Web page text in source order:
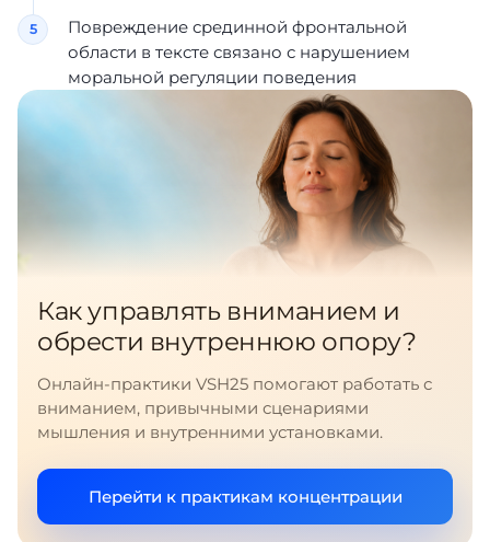
Повреждение срединной фронтальной
области в тексте связано с нарушением
моральной регуляции поведения
Как управлять вниманием и
обрести внутреннюю опору?
Онлайн-практики VSH25 помогают работать с
вниманием, привычными сценариями
мышления и внутренними установками.
Перейти к практикам концентрации